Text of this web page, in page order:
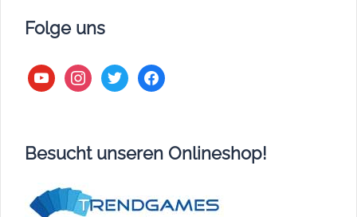
Folge uns
youtubeinstagram
twitter facebook
Besucht unseren Onlineshop!